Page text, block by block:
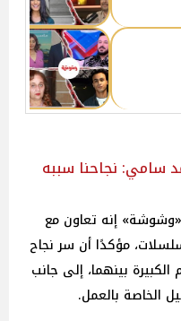
سامي: نجاحنا سببه
إنه تعاون مع
محمد سامي في نحو 10 مسلسلات، مؤكدًا أن سر نجاح
بينهما، إلى جانب
الخاصة بالعمل.